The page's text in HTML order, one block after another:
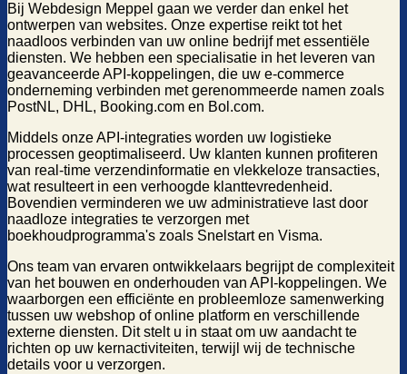
Bij Webdesign Meppel gaan we verder dan enkel het
ontwerpen van websites. Onze expertise reikt tot het
naadloos verbinden van uw online bedrijf met essentiële
diensten. We hebben een specialisatie in het leveren van
geavanceerde API-koppelingen, die uw e-commerce
onderneming verbinden met gerenommeerde namen zoals
PostNL, DHL, Booking.com en Bol.com.
Middels onze API-integraties worden uw logistieke
processen geoptimaliseerd. Uw klanten kunnen profiteren
van real-time verzendinformatie en vlekkeloze transacties,
wat resulteert in een verhoogde klanttevredenheid.
Bovendien verminderen we uw administratieve last door
naadloze integraties te verzorgen met
boekhoudprogramma's zoals Snelstart en Visma.
Ons team van ervaren ontwikkelaars begrijpt de complexiteit
van het bouwen en onderhouden van API-koppelingen. We
waarborgen een efficiënte en probleemloze samenwerking
tussen uw webshop of online platform en verschillende
externe diensten. Dit stelt u in staat om uw aandacht te
richten op uw kernactiviteiten, terwijl wij de technische
details voor u verzorgen.